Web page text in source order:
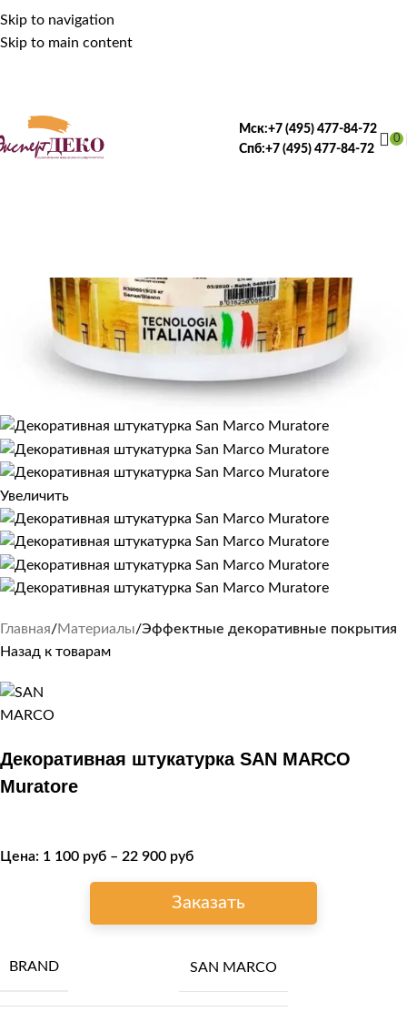
Skip to navigation
Skip to main content
Мск:+7 (495) 477-84-72
Спб:+7 (495) 477-84-72
0
Увеличить
Главная Материалы Эффектные декоративные покрытия
Назад к товарам
Декоративная штукатурка SAN MARCO
Muratore
Цена: 1 100 руб – 22 900 руб
Заказать
BRAND SAN MARCO